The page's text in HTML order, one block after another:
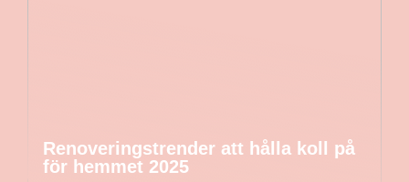
Renoveringstrender att hålla koll på
för hemmet 2025